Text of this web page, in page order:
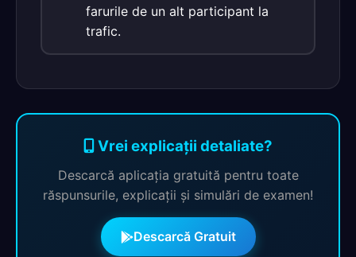
farurile de un alt participant la
trafic.
Vrei explicații detaliate?
Descarcă aplicația gratuită pentru toate
răspunsurile, explicații și simulări de examen!
Descarcă Gratuit